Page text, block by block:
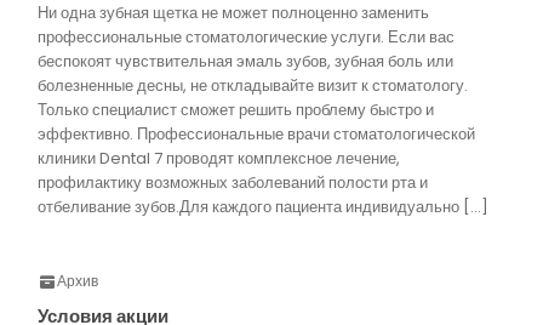
Ни одна зубная щетка не может полноценно заменить
профессиональные стоматологические услуги. Если вас
беспокоят чувствительная эмаль зубов, зубная боль или
болезненные десны, не откладывайте визит к стоматологу.
Только специалист сможет решить проблему быстро и
эффективно. Профессиональные врачи стоматологической
клиники Dental 7 проводят комплексное лечение,
профилактику возможных заболеваний полости рта и
отбеливание зубов.Для каждого пациента индивидуально […]
Архив
Условия акции